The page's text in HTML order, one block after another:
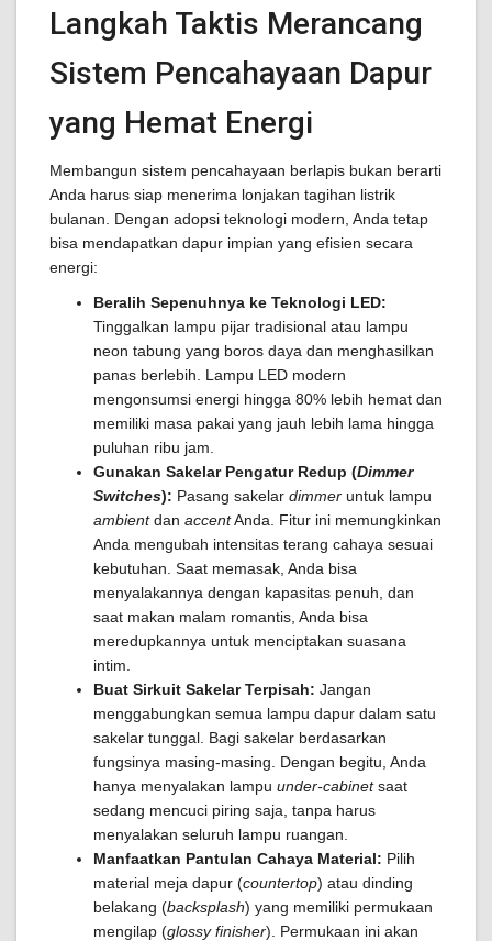
Langkah Taktis Merancang
Sistem Pencahayaan Dapur
yang Hemat Energi
Membangun sistem pencahayaan berlapis bukan berarti
Anda harus siap menerima lonjakan tagihan listrik
bulanan. Dengan adopsi teknologi modern, Anda tetap
bisa mendapatkan dapur impian yang efisien secara
energi:
Beralih Sepenuhnya ke Teknologi LED:
Tinggalkan lampu pijar tradisional atau lampu
neon tabung yang boros daya dan menghasilkan
panas berlebih. Lampu LED modern
mengonsumsi energi hingga 80% lebih hemat dan
memiliki masa pakai yang jauh lebih lama hingga
puluhan ribu jam.
Gunakan Sakelar Pengatur Redup (Dimmer
Switches): Pasang sakelar dimmer untuk lampu
ambientdan accentAnda. Fitur ini memungkinkan
Anda mengubah intensitas terang cahaya sesuai
kebutuhan. Saat memasak, Anda bisa
menyalakannya dengan kapasitas penuh, dan
saat makan malam romantis, Anda bisa
meredupkannya untuk menciptakan suasana
intim.
Buat Sirkuit Sakelar Terpisah: Jangan
menggabungkan semua lampu dapur dalam satu
sakelar tunggal. Bagi sakelar berdasarkan
fungsinya masing-masing. Dengan begitu, Anda
hanya menyalakan lampu under-cabinetsaat
sedang mencuci piring saja, tanpa harus
menyalakan seluruh lampu ruangan.
Manfaatkan Pantulan Cahaya Material: Pilih
material meja dapur (countertop) atau dinding
belakang (backsplash) yang memiliki permukaan
mengilap (glossy finisher). Permukaan ini akan